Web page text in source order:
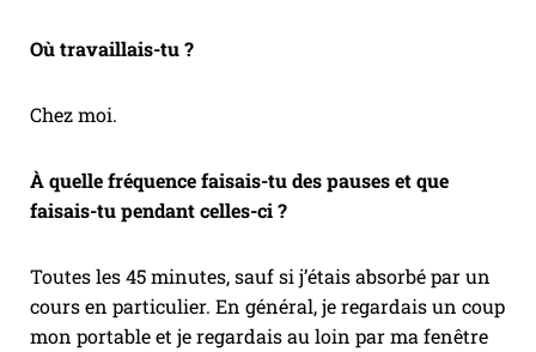
Où travaillais-tu ?
Chez moi.
À quelle fréquence faisais-tu des pauses et que
faisais-tu pendant celles-ci ?
Toutes les 45 minutes, sauf si j’étais absorbé par un
cours en particulier. En général, je regardais un coup
mon portable et je regardais au loin par ma fenêtre